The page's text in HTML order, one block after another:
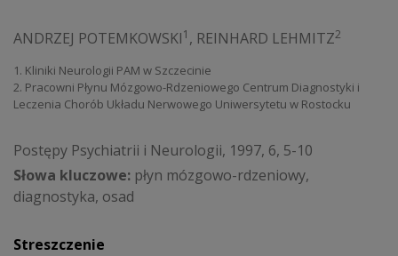
ANDRZEJ POTEMKOWSKI1 , REINHARD LEHMITZ2
1. Kliniki Neurologii PAM w Szczecinie
2. Pracowni Płynu Mózgowo-Rdzeniowego Centrum Diagnostyki i
Leczenia Chorób Układu Nerwowego Uniwersytetu w Rostocku
Postępy Psychiatrii i Neurologii, 1997, 6, 5-10
Słowa kluczowe: płyn mózgowo-rdzeniowy,
diagnostyka, osad
Streszczenie